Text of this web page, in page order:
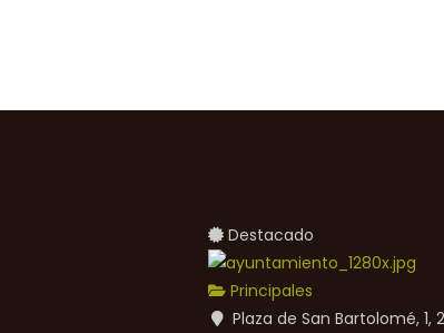
Destacado
Principales
Plaza de San Bartolomé,